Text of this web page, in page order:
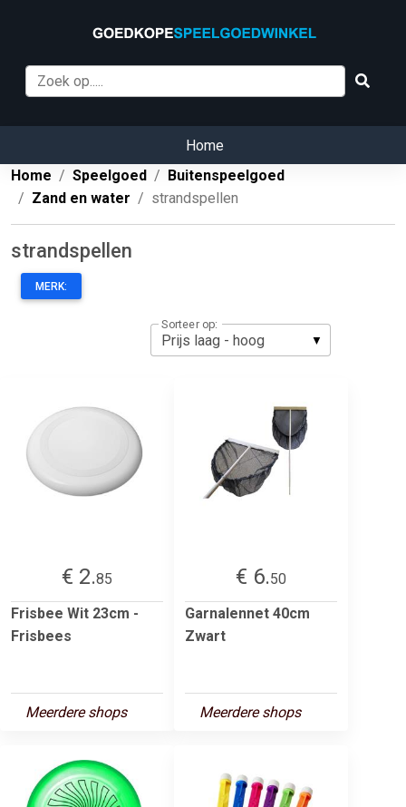
Home
Home
Speelgoed
Buitenspeelgoed
Zand en water
strandspellen
strandspellen
MERK:
Sorteer op:
€ 2.85
Frisbee Wit 23cm -
Frisbees
Meerdere shops
€ 6.50
Garnalennet 40cm
Zwart
Meerdere shops